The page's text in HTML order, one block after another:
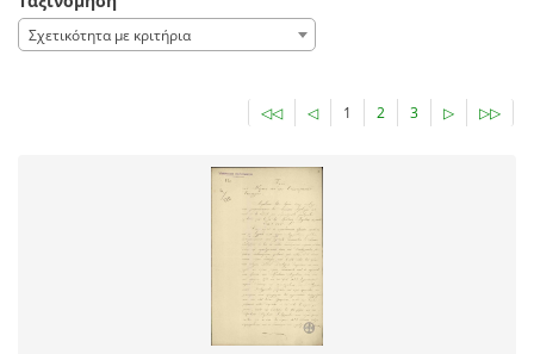
Σχετικότητα με κριτήρια
◁◁ ◁ 1 2 3 ▷ ▷▷